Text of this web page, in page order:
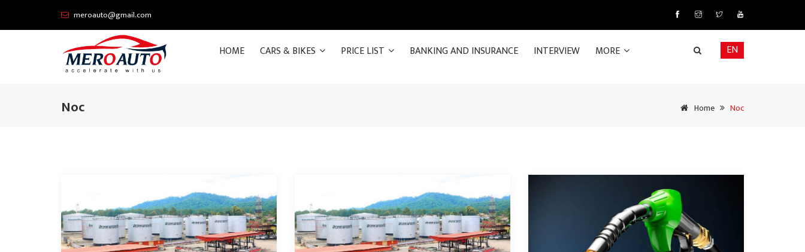
meroauto@gmail.com
HOME CARS & BIKES PRICE LIST BANKING AND INSURANCE INTERVIEW MORE EN
Noc Home Noc